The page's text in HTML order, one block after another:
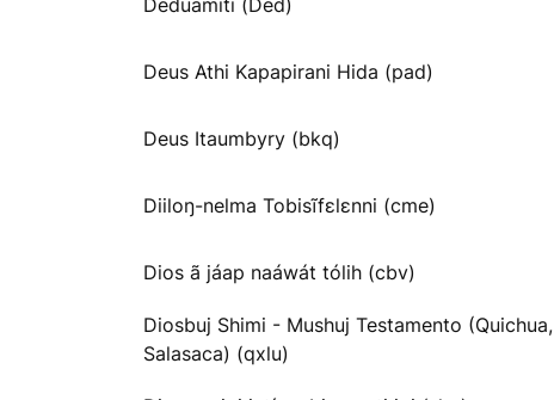
Deduamiti (Ded)
Deus Athi Kapapirani Hida (pad)
Deus Itaumbyry (bkq)
Diiloŋ-nelma Tobisĩfɛlɛnni (cme)
Dios ã jáap naáwát tólih (cbv)
Diosbuj Shimi - Mushuj Testamento (Quichua,
Salasaca) (qxlu)